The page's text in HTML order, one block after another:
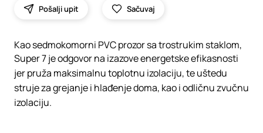
Pošalji upit Sačuvaj
Kao sedmokomorni PVC prozor sa trostrukim staklom,
Super 7 je odgovor na izazove energetske efikasnosti
jer pruža maksimalnu toplotnu izolaciju, te uštedu
struje za grejanje i hlađenje doma, kao i odličnu zvučnu
izolaciju.